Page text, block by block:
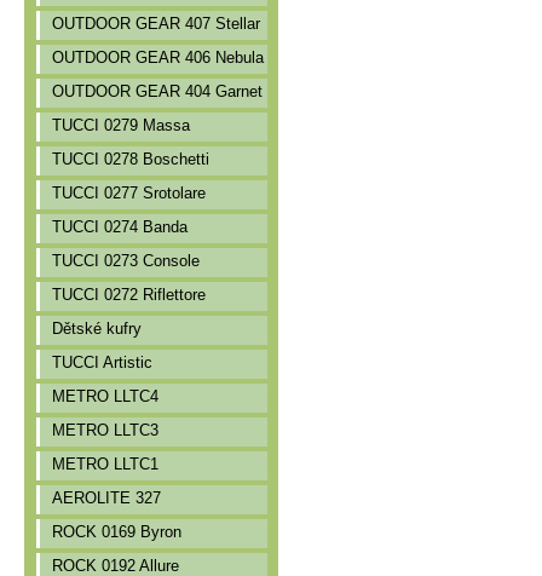
OUTDOOR GEAR 407 Stellar
OUTDOOR GEAR 406 Nebula
OUTDOOR GEAR 404 Garnet
TUCCI 0279 Massa
TUCCI 0278 Boschetti
TUCCI 0277 Srotolare
TUCCI 0274 Banda
TUCCI 0273 Console
TUCCI 0272 Riflettore
Dětské kufry
TUCCI Artistic
METRO LLTC4
METRO LLTC3
METRO LLTC1
AEROLITE 327
ROCK 0169 Byron
ROCK 0192 Allure